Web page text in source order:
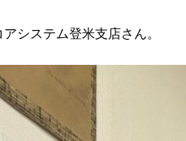
アシステム登米支店さん。